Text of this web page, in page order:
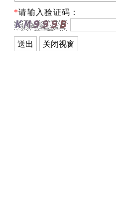
*请输入验证码：